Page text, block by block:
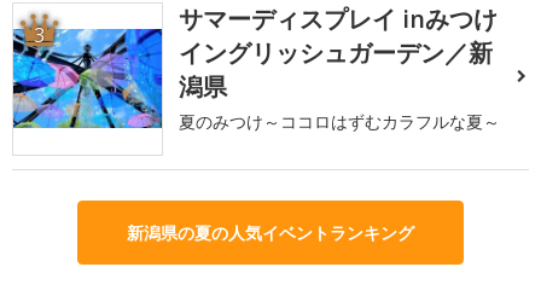
3
サマーディスプレイ inみつけ
イングリッシュガーデン／新
潟県
夏のみつけ～ココロはずむカラフルな夏～
新潟県の夏の人気イベントランキング